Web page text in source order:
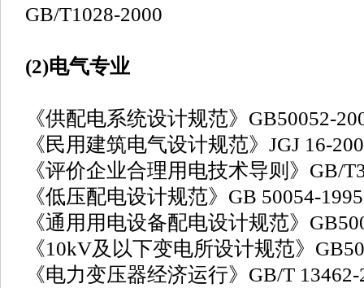
GB/T1028-2000
(2)电气专业
《供配电系统设计规范》GB50052-
《民用建筑电气设计规范》JGJ 16-
《评价企业合理用电技术导则》GB/
《低压配电设计规范》GB 50054-1995
《通用用电设备配电设计规范》
《10kV及以下变电所设计规范》
《电力变压器经济运行》GB/T 13462-